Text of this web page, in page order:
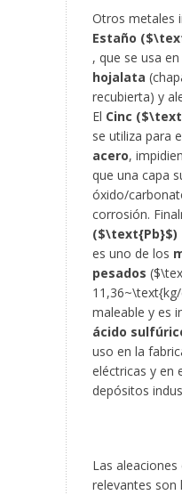
Otros metales
Estaño
, que se usa
hojalata
recubierta) y
El Cinc
se utiliza para
acero,
que una capa
óxido/
corrosión.
($\text{Pb}$)
es uno de los
pesados
maleable y es
ácido
uso en la
eléctricas y en
depósitos
Las
relevantes son